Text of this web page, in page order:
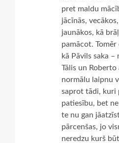
pret maldu
jācīnās,
jaunākos, kā
pamācot. Tomēr
kā Pāvils saka
Tālis un
normālu laipnu
saprot tādi, kuri
patiesību, bet
te nu gan
pārcenšas, jo
neredzu kurš